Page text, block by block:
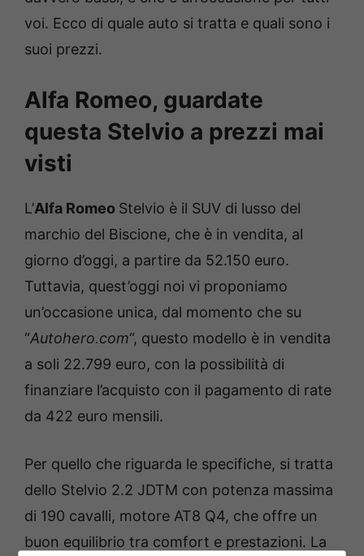
voi. Ecco di quale auto si tratta e quali sono i
suoi prezzi.
Alfa Romeo, guardate
questa Stelvio a prezzi mai
visti
L’Alfa Romeo Stelvio è il SUV di lusso del
marchio del Biscione, che è in vendita, al
giorno d’oggi, a partire da 52.150 euro.
Tuttavia, quest’oggi noi vi proponiamo
un’occasione unica, dal momento che su
“Autohero.com“, questo modello è in vendita
a soli 22.799 euro, con la possibilità di
finanziare l’acquisto con il pagamento di rate
da 422 euro mensili.
Per quello che riguarda le specifiche, si tratta
dello Stelvio 2.2 JDTM con potenza massima
di 190 cavalli, motore AT8 Q4, che offre un
buon equilibrio tra comfort e prestazioni. La